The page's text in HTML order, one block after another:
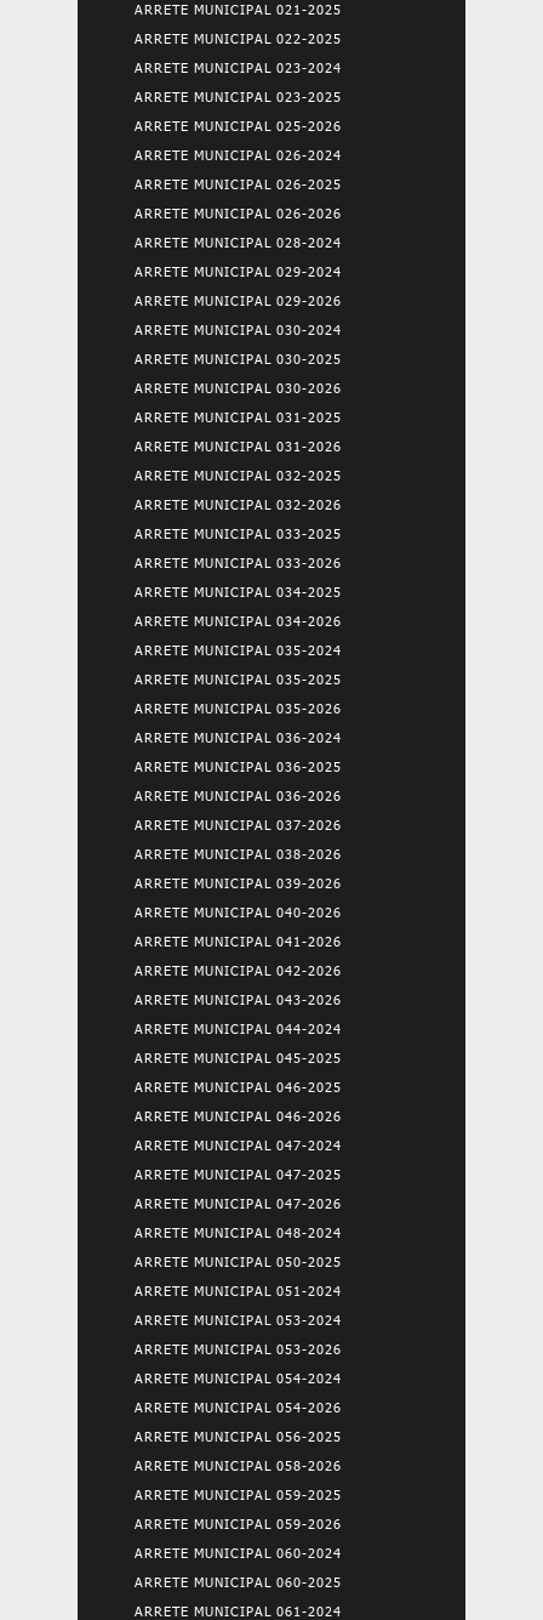
ARRETE MUNICIPAL 021-2025
ARRETE MUNICIPAL 022-2025
ARRETE MUNICIPAL 023-2024
ARRETE MUNICIPAL 023-2025
ARRETE MUNICIPAL 025-2026
ARRETE MUNICIPAL 026-2024
ARRETE MUNICIPAL 026-2025
ARRETE MUNICIPAL 026-2026
ARRETE MUNICIPAL 028-2024
ARRETE MUNICIPAL 029-2024
ARRETE MUNICIPAL 029-2026
ARRETE MUNICIPAL 030-2024
ARRETE MUNICIPAL 030-2025
ARRETE MUNICIPAL 030-2026
ARRETE MUNICIPAL 031-2025
ARRETE MUNICIPAL 031-2026
ARRETE MUNICIPAL 032-2025
ARRETE MUNICIPAL 032-2026
ARRETE MUNICIPAL 033-2025
ARRETE MUNICIPAL 033-2026
ARRETE MUNICIPAL 034-2025
ARRETE MUNICIPAL 034-2026
ARRETE MUNICIPAL 035-2024
ARRETE MUNICIPAL 035-2025
ARRETE MUNICIPAL 035-2026
ARRETE MUNICIPAL 036-2024
ARRETE MUNICIPAL 036-2025
ARRETE MUNICIPAL 036-2026
ARRETE MUNICIPAL 037-2026
ARRETE MUNICIPAL 038-2026
ARRETE MUNICIPAL 039-2026
ARRETE MUNICIPAL 040-2026
ARRETE MUNICIPAL 041-2026
ARRETE MUNICIPAL 042-2026
ARRETE MUNICIPAL 043-2026
ARRETE MUNICIPAL 044-2024
ARRETE MUNICIPAL 045-2025
ARRETE MUNICIPAL 046-2025
ARRETE MUNICIPAL 046-2026
ARRETE MUNICIPAL 047-2024
ARRETE MUNICIPAL 047-2025
ARRETE MUNICIPAL 047-2026
ARRETE MUNICIPAL 048-2024
ARRETE MUNICIPAL 050-2025
ARRETE MUNICIPAL 051-2024
ARRETE MUNICIPAL 053-2024
ARRETE MUNICIPAL 053-2026
ARRETE MUNICIPAL 054-2024
ARRETE MUNICIPAL 054-2026
ARRETE MUNICIPAL 056-2025
ARRETE MUNICIPAL 058-2026
ARRETE MUNICIPAL 059-2025
ARRETE MUNICIPAL 059-2026
ARRETE MUNICIPAL 060-2024
ARRETE MUNICIPAL 060-2025
ARRETE MUNICIPAL 061-2024